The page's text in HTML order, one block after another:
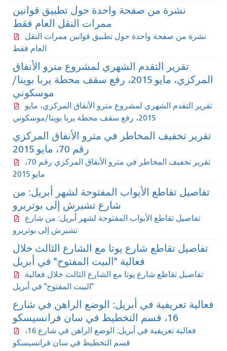
نشرة من صفحة واحدة حول تطبيق قوانين
ممرات النقل العام فقط
نشرة من صفحة واحدة حول تطبيق قوانين ممرات النقل
العام فقط
تقرير التقدم الشهري لمشروع مترو الأنفاق
المركزي، مايو 2015، رفع سقف محطة يربا بوينا/
موسكوني
التقدم الشهري لمشروع مترو الأنفاق المركزي، مايو
2015، رفع سقف محطة يربا بوينا/موسكوني
تخفيف المخاطر في مترو الأنفاق المركزي
رقم 70، مايو 2015
تقرير تخفيف المخاطر في مترو الأنفاق المركزي رقم 70،
تفاصيل تقاطع الأبواب المفتوحة لشهر أبريل: من
شارع تشيرش إلى بوتريرو
تفاصيل تقاطع الأبواب المفتوحة لشهر أبريل: من شارع
تشيرش إلى بوتريرو
تفاصيل تقاطع شارع يوتا مع الشارع الثالث خلال
فعالية "البيت المفتوح" في أبريل
تفاصيل تقاطع شارع يوتا مع الشارع الثالث خلال فعالية
"البيت المفتوح" في أبريل
تعريفية في أبريل: الوضع الراهن في شارع
فعالية تعريفية في أبريل: الوضع الراهن في شارع 16،
قسم التخطيط في سان فرانسيسكو